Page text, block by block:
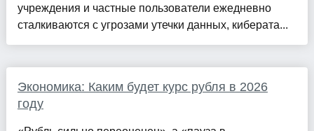
учреждения и частные пользователи ежедневно
сталкиваются с угрозами утечки данных, киберата...
Экономика: Каким будет курс рубля в 2026
году